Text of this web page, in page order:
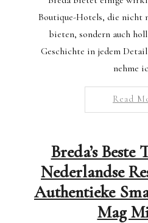
Boutique-Hotels, die nicht
bieten, sondern auch
Geschichte in jedem
nehme
Read
Breda’s
Nederlandse
Authentieke
Mag